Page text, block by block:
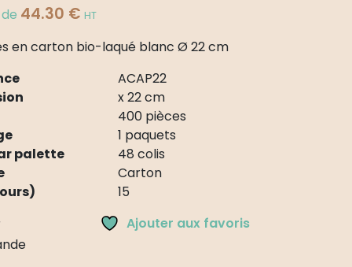
44.30 € HT
en carton bio-laqué blanc Ø 22 cm
ACAP22
x 22 cm
400 pièces
1 paquets
palette
48 colis
Carton
15
Ajouter aux favoris